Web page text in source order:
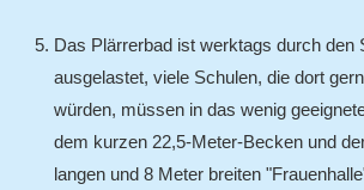
Das Plärrerbad ist werktags durch den
ausgelastet, viele Schulen, die dort
würden, müssen in das wenig
dem kurzen 22,5-Meter-Becken und
langen und 8 Meter breiten